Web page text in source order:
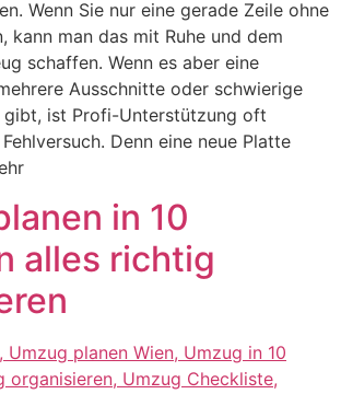
Wenn Sie nur eine gerade Zeile ohne
kann man das mit Ruhe und dem
schaffen. Wenn es aber eine
Ausschnitte oder schwierige
gibt, ist Profi-Unterstützung oft
Denn eine neue Platte
in 10
alles richtig